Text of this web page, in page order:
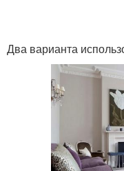
Два варианта